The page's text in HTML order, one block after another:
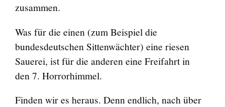
zusammen.
Was für die einen (zum Beispiel die
bundesdeutschen Sittenwächter) eine riesen
Sauerei, ist für die anderen eine Freifahrt in
den 7. Horrorhimmel.
Finden wir es heraus. Denn endlich, nach über